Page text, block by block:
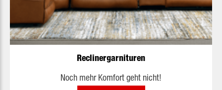
Reclinergarnituren
Noch mehr Komfort geht nicht!